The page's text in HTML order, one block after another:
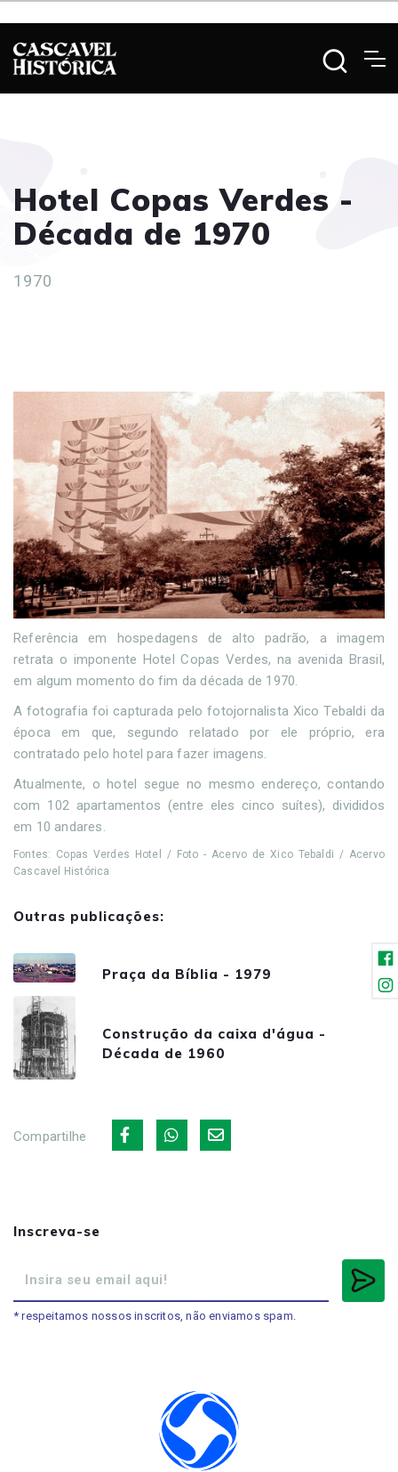
Hotel Copas Verdes -
Década de 1970
1970
Referência em hospedagens de alto padrão, a imagem
retrata o imponente Hotel Copas Verdes, na avenida Brasil,
em algum momento do fim da década de 1970.
A fotografia foi capturada pelo fotojornalista Xico Tebaldi da
época em que, segundo relatado por ele próprio, era
contratado pelo hotel para fazer imagens.
Atualmente, o hotel segue no mesmo endereço, contando
com 102 apartamentos (entre eles cinco suítes), divididos
em 10 andares.
Fontes: Copas Verdes Hotel / Foto - Acervo de Xico Tebaldi / Acervo
Cascavel Histórica
Outras publicações:
Praça da Bíblia - 1979
Construção da caixa d'água -
Década de 1960
Compartilhe
Inscreva-se
* respeitamos nossos inscritos, não enviamos spam.